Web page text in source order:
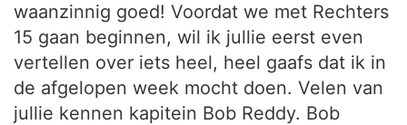
waanzinnig goed! Voordat we met Rechters
15 gaan beginnen, wil ik jullie eerst even
vertellen over iets heel, heel gaafs dat ik in
de afgelopen week mocht doen. Velen van
jullie kennen kapitein Bob Reddy. Bob